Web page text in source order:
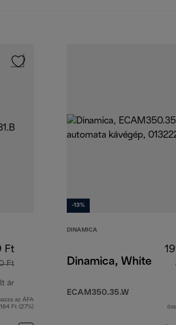
Ft
Ft
ár
eredeti ár 224 990 Ft
az ÁFA
Ft (27%)
-13%
DINAMICA
Dinamica, White
ECAM350.35.W